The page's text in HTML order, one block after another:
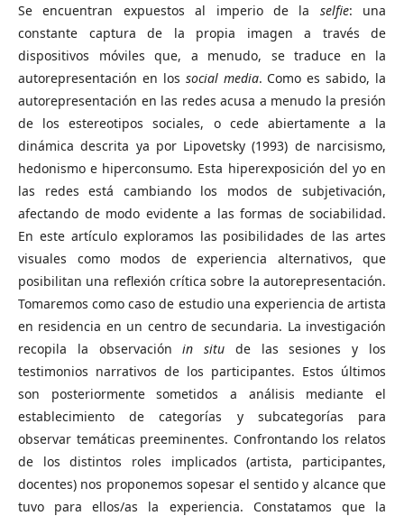
Se encuentran expuestos al imperio de la selfie: una
constante captura de la propia imagen a través de
dispositivos móviles que, a menudo, se traduce en la
autorepresentación en los social media. Como es sabido, la
autorepresentación en las redes acusa a menudo la presión
de los estereotipos sociales, o cede abiertamente a la
dinámica descrita ya por Lipovetsky (1993) de narcisismo,
hedonismo e hiperconsumo. Esta hiperexposición del yo en
las redes está cambiando los modos de subjetivación,
afectando de modo evidente a las formas de sociabilidad.
En este artículo exploramos las posibilidades de las artes
visuales como modos de experiencia alternativos, que
posibilitan una reflexión crítica sobre la autorepresentación.
Tomaremos como caso de estudio una experiencia de artista
en residencia en un centro de secundaria. La investigación
recopila la observaciónin situ de las sesiones y los
testimonios narrativos de los participantes. Estos últimos
son posteriormente sometidos a análisis mediante el
establecimiento de categorías y subcategorías para
observar temáticas preeminentes. Confrontando los relatos
de los distintos roles implicados (artista, participantes,
docentes) nos proponemos sopesar el sentido y alcance que
tuvo para ellos/as la experiencia. Constatamos que la